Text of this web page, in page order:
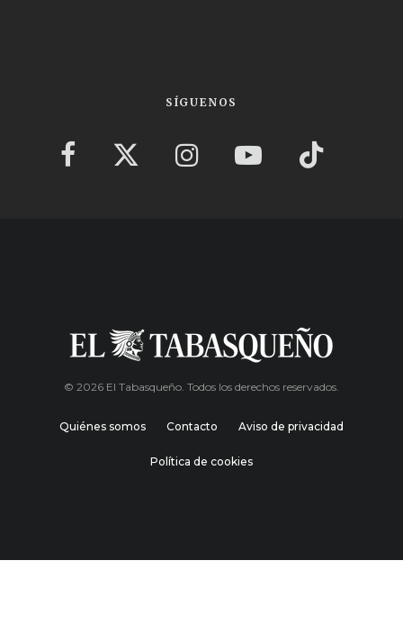
SÍGUENOS
© 2026 El Tabasqueño. Todos los derechos reservados.
Quiénes somos Contacto Aviso de privacidad
Política de cookies